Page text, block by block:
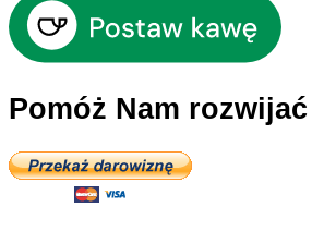
Pomóż Nam